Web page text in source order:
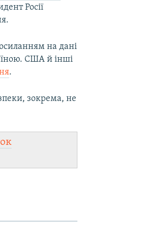
Росії
на дані
США й інші
.
зокрема, не